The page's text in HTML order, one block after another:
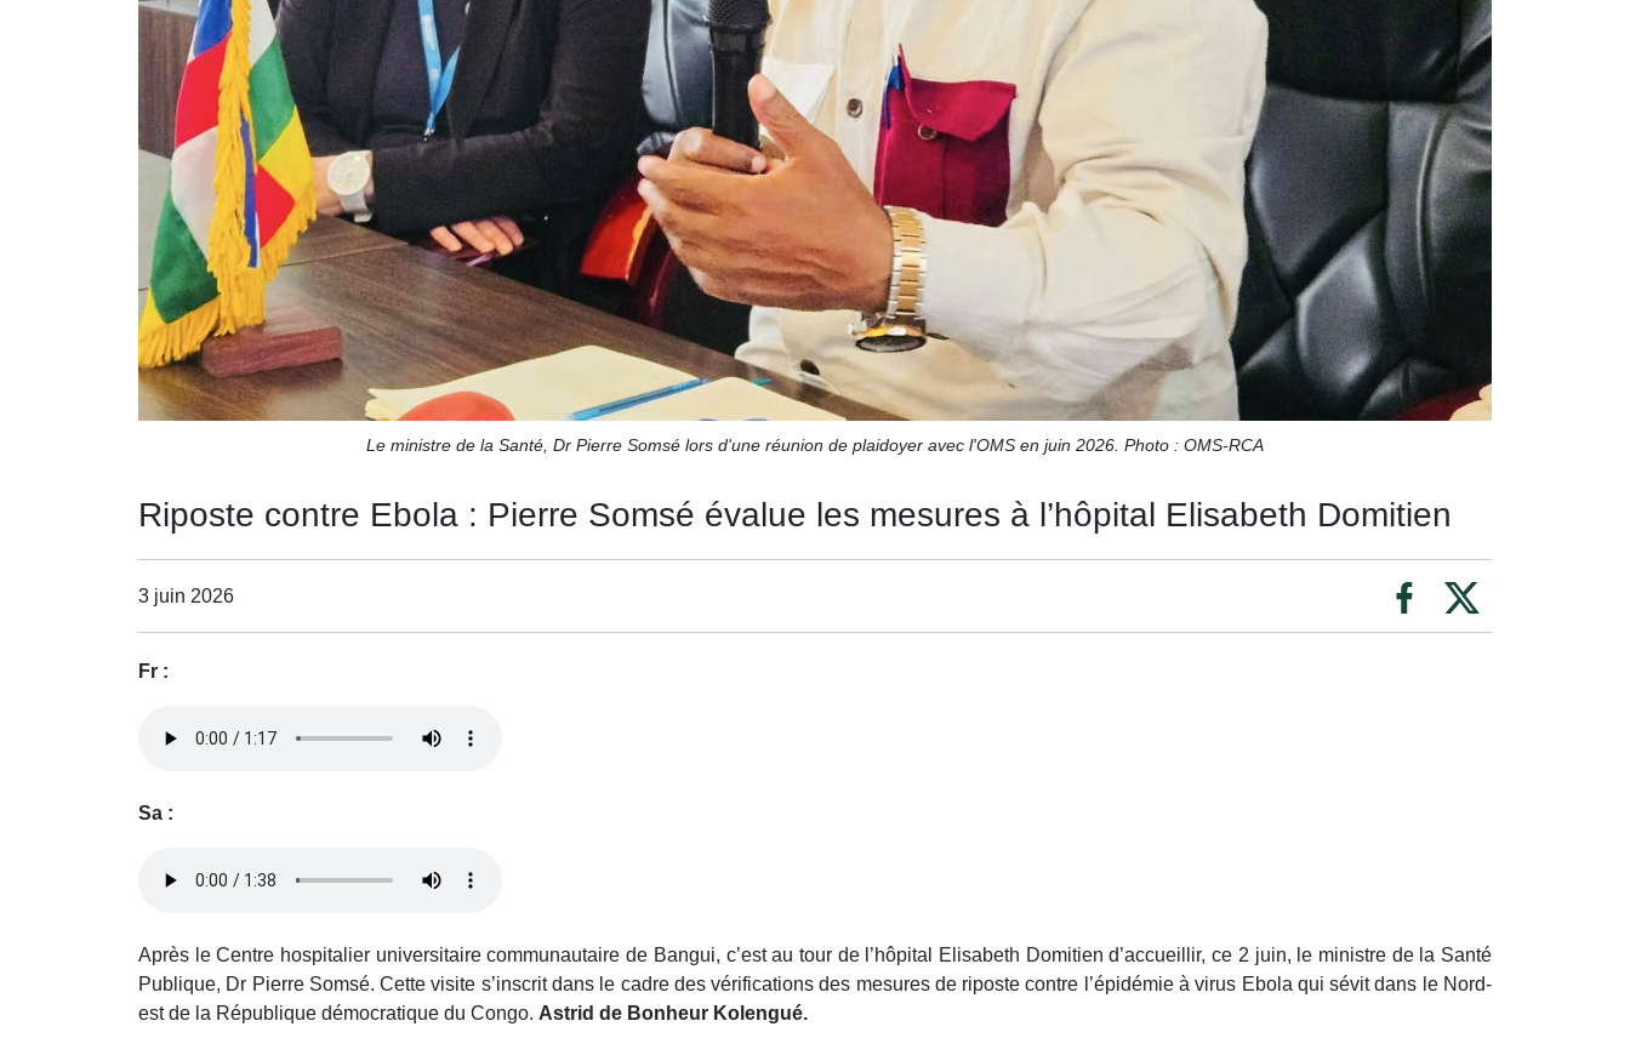
Le ministre de la Santé, Dr Pierre Somsé lors d'une réunion de plaidoyer avec l'OMS en juin 2026. Photo : OMS-RCA
Riposte contre Ebola : Pierre Somsé évalue les mesures à l’hôpital Elisabeth Domitien
3 juin 2026
Fr :
Sa :
Après le Centre hospitalier universitaire communautaire de Bangui, c’est au tour de l’hôpital Elisabeth Domitien d’accueillir, ce 2 juin, le ministre de la Santé
Publique, Dr Pierre Somsé. Cette visite s’inscrit dans le cadre des vérifications des mesures de riposte contre l’épidémie à virus Ebola qui sévit dans le Nord-
est de la République démocratique du Congo. Astrid de Bonheur Kolengué.